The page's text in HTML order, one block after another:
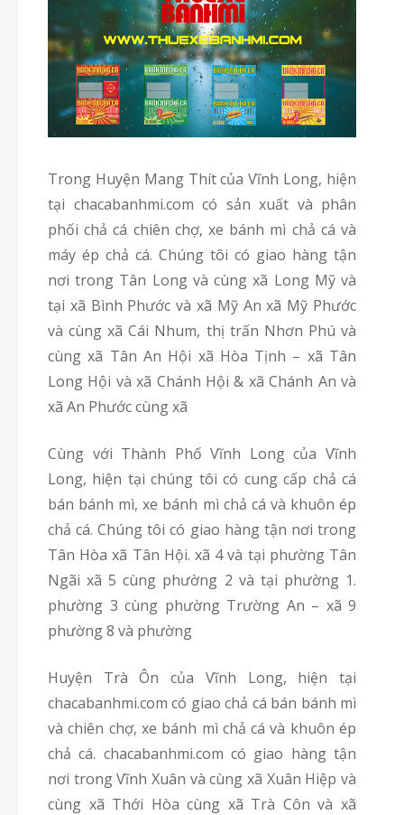
Trong Huyện Mang Thít của Vĩnh Long, hiện
tại chacabanhmi.com có sản xuất và phân
phối chả cá chiên chợ, xe bánh mì chả cá và
máy ép chả cá. Chúng tôi có giao hàng tận
nơi trong Tân Long và cùng xã Long Mỹ và
tại xã Bình Phước và xã Mỹ An xã Mỹ Phước
và cùng xã Cái Nhum, thị trấn Nhơn Phú và
cùng xã Tân An Hội xã Hòa Tịnh – xã Tân
Long Hội và xã Chánh Hội & xã Chánh An và
xã An Phước cùng xã
Cùng với Thành Phố Vĩnh Long của Vĩnh
Long, hiện tại chúng tôi có cung cấp chả cá
bán bánh mì, xe bánh mì chả cá và khuôn ép
chả cá. Chúng tôi có giao hàng tận nơi trong
Tân Hòa xã Tân Hội. xã 4 và tại phường Tân
Ngãi xã 5 cùng phường 2 và tại phường 1.
phường 3 cùng phường Trường An – xã 9
phường 8 và phường
Huyện Trà Ôn của Vĩnh Long, hiện tại
chacabanhmi.com có giao chả cá bán bánh mì
và chiên chợ, xe bánh mì chả cá và khuôn ép
chả cá. chacabanhmi.com có giao hàng tận
nơi trong Vĩnh Xuân và cùng xã Xuân Hiệp và
cùng xã Thới Hòa cùng xã Trà Côn và xã